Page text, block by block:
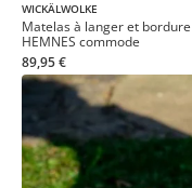
WICKÄLWOLKE
Matelas à langer et
HEMNES commode
89,95 €